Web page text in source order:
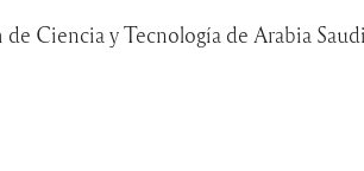
Ciencia y Tecnología de Arabia